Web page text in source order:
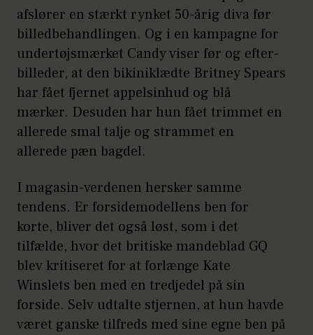
afslører en stærkt rynket 50-årig diva før
billedbehandlingen. Og i en kampagne for
undertøjsmærket Candy viser før og efter-
billeder, at den bikiniklædte Britney Spears
har fået fjernet appelsinhud og blå
mærker. Desuden har hun fået trimmet en
allerede smal talje og strammet en
allerede pæn bagdel.
I magasin-verdenen hersker samme
tendens. Er forsidemodellens ben for
korte, bliver det også løst, som i det
tilfælde, hvor det britiske mandeblad GQ
blev kritiseret for at forlænge Kate
Winslets ben med en tredjedel på sin
forside. Selv udtalte stjernen, at hun havde
været ganske tilfreds med sine egne ben på